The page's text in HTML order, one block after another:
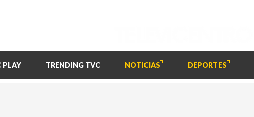
PLAY TRENDING TVC NOTICIAS DEPORTES